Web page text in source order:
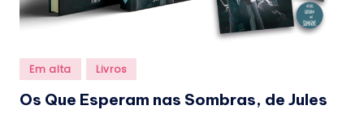
Posted
in
Em alta Livros
Os Que Esperam nas Sombras, de Jules